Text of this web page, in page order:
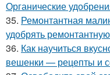
Органические
35. Ремонтантная
удобрять
36. Как научиться
вешенки — рецепты и